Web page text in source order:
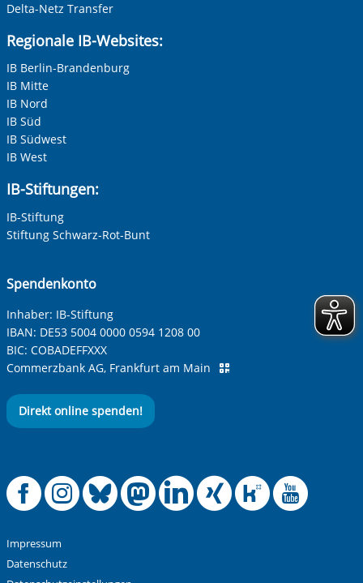
Delta-Netz Transfer
Regionale IB-Websites:
IB Berlin-Brandenburg
IB Mitte
IB Nord
IB Süd
IB Südwest
IB West
IB-Stiftungen:
IB-Stiftung
Stiftung Schwarz-Rot-Bunt
Spendenkonto
Inhaber: IB-Stiftung
IBAN: DE53 5004 0000 0594 1208 00
BIC: COBADEFFXXX
Commerzbank AG, Frankfurt am Main
Direkt online spenden!
Offizielle
Offizielle
Offizielle
Offizielle
Offizielle
Impressum
Datenschutz